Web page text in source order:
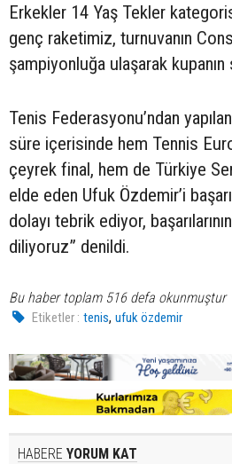
Erkekler 14 Yaş Tekler
genç raketimiz, turnuvanın
şampiyonluğa ulaşarak
Tenis Federasyonu’ndan
süre içerisinde hem Tennis
çeyrek final, hem de Türkiye
elde eden Ufuk Özdemir’i
dolayı tebrik ediyor,
diliyoruz” denildi.
Bu haber toplam 516 defa okunmuştur
Etiketler : tenis,ufuk özdemir
HABERE YORUM KAT